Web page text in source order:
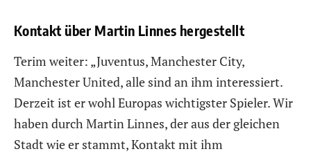
Kontakt über Martin Linnes hergestellt
Terim weiter: „Juventus, Manchester City,
Manchester United, alle sind an ihm interessiert.
Derzeit ist er wohl Europas wichtigster Spieler. Wir
haben durch Martin Linnes, der aus der gleichen
Stadt wie er stammt, Kontakt mit ihm